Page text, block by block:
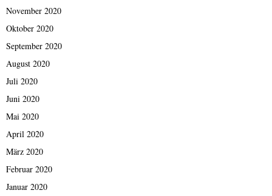
November 2020
Oktober 2020
September 2020
August 2020
Juli 2020
Juni 2020
Mai 2020
April 2020
März 2020
Februar 2020
Januar 2020